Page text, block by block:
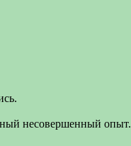
несовершенный опыт.